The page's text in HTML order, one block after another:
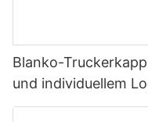
Blanko-
und individuellem